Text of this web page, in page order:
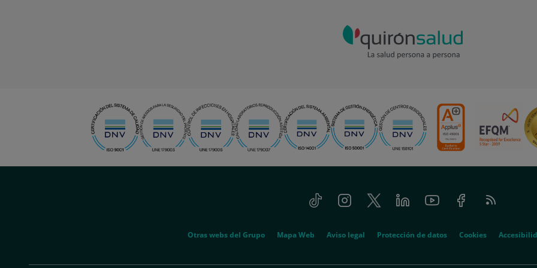
Tiktok InstagramTwitter LinkedinYoutube FacebookFeed
RSS
legal
Otras webs del Grupo Mapa Web Aviso legal Protección de datos Cookies